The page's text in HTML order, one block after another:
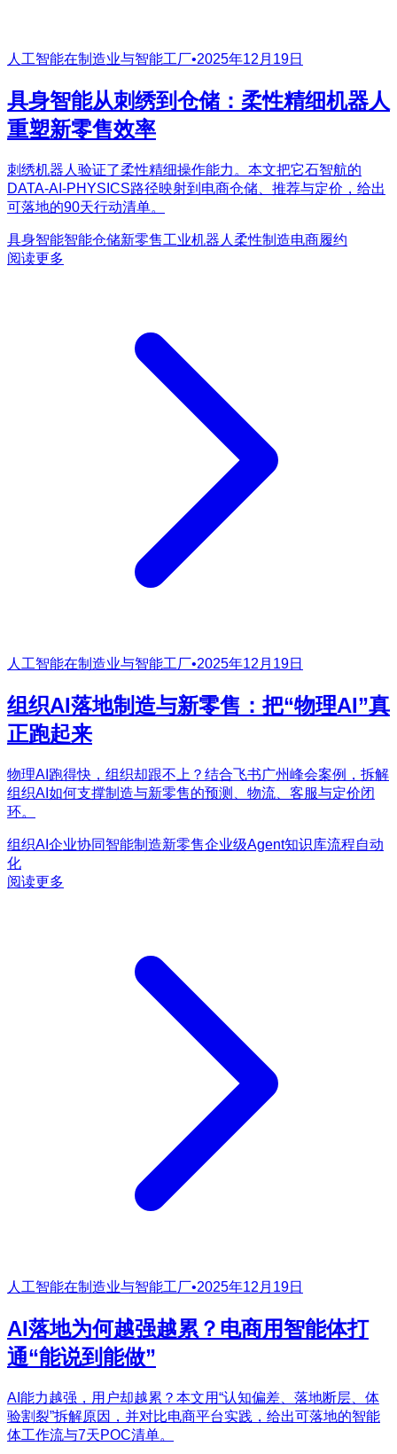
人工智能在制造业与智能工厂•2025年12月19日
具身智能从刺绣到仓储：柔性精细机器人
重塑新零售效率
刺绣机器人验证了柔性精细操作能力。本文把它石智航的
DATA-AI-PHYSICS路径映射到电商仓储、推荐与定价，给出
可落地的90天行动清单。
具身智能智能仓储新零售工业机器人 柔性制造电商履约
阅读更多
人工智能在制造业与智能工厂•2025年12月19日
组织AI落地制造与新零售：把“物理AI”真
正跑起来
物理AI跑得快，组织却跟不上？结合飞书广州峰会案例，拆解
组织AI如何支撑制造与新零售的预测、物流、客服与定价闭
环。
组织AI 企业协同 智能制造新零售企业级Agent知识库流程自动
化
阅读更多
人工智能在制造业与智能工厂•2025年12月19日
AI落地为何越强越累？电商用智能体打
通“能说到能做”
AI能力越强，用户却越累？本文用“认知偏差、落地断层、体
验割裂”拆解原因，并对比电商平台实践，给出可落地的智能
体工作流与7天POC清单。